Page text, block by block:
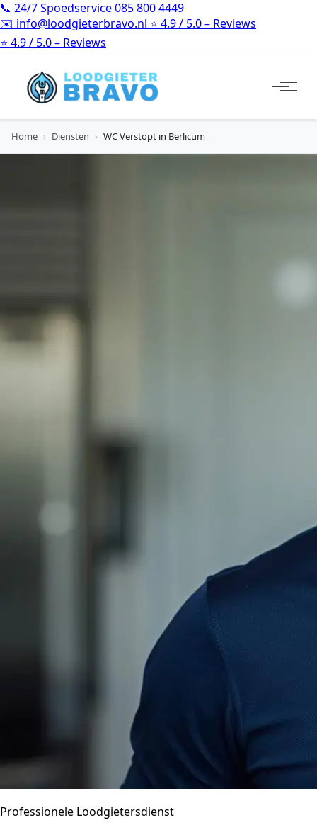
📞 24/7 Spoedservice085 800 4449
✉️ info@loodgieterbravo.nl ⭐ 4.9 / 5.0 – Reviews
⭐ 4.9 / 5.0 – Reviews
Home › Diensten › WC Verstopt in Berlicum
Professionele Loodgietersdienst